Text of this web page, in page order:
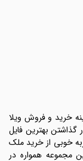
خرید و فروش ویلا
گذاشتن بهترین فایل
خوبی از خرید ملک
مجموعه همواره در